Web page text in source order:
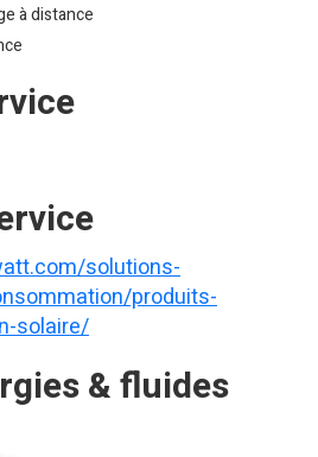
à distance
solutions-
produits-
solaire/
& fluides